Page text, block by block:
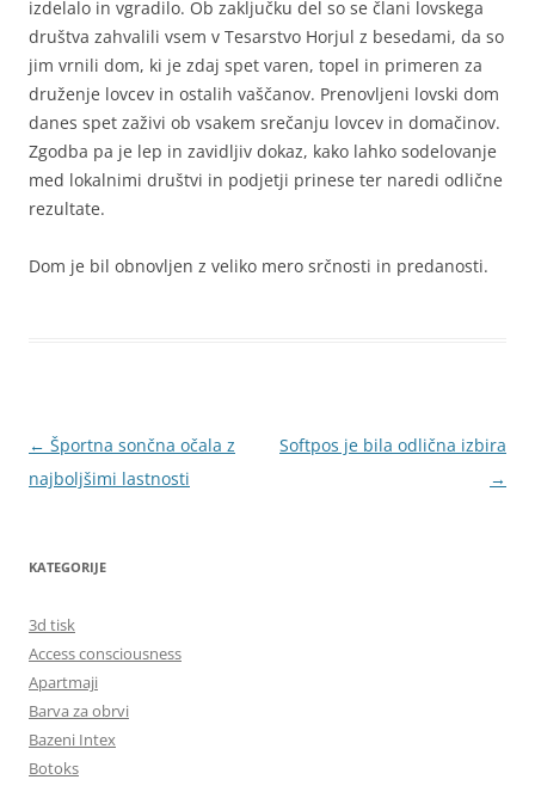
izdelalo in vgradilo. Ob zaključku del so se člani lovskega
društva zahvalili vsem v Tesarstvo Horjul z besedami, da so
jim vrnili dom, ki je zdaj spet varen, topel in primeren za
druženje lovcev in ostalih vaščanov. Prenovljeni lovski dom
danes spet zaživi ob vsakem srečanju lovcev in domačinov.
Zgodba pa je lep in zavidljiv dokaz, kako lahko sodelovanje
med lokalnimi društvi in podjetji prinese ter naredi odlične
rezultate.
Dom je bil obnovljen z veliko mero srčnosti in predanosti.
Krmarjenje
po
← Športna sončna očala z
najboljšimi lastnosti
Softpos je bila odlična izbira
→
KATEGORIJE
3d tisk
Access consciousness
Apartmaji
Barva za obrvi
Bazeni Intex
Botoks